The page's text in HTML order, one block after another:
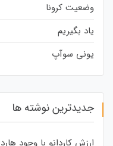
وضعیت کرونا
یاد بگیریم
یونی سوآپ
جدیدترین نوشته ها